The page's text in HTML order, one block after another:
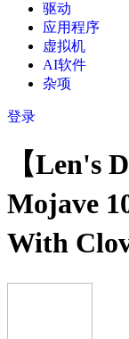
驱动
应用程序
虚拟机
AI软件
杂项
登录
【Len's
Mojave
With